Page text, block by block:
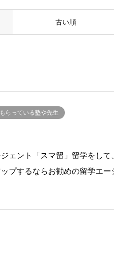
古い順
らっている塾や先生
ェント「スマ留」留学をし
ップするならお勧めの留学エ